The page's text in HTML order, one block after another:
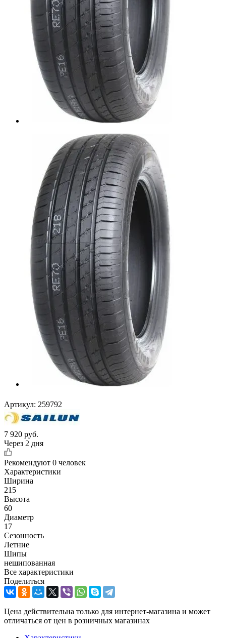
Артикул: 259792
7 920 руб.
Через 2 дня
Рекомендуют 0 человек
Характеристики
Ширина
215
Высота
60
Диаметр
17
Сезонность
Летние
Шипы
нешипованная
Все характеристики
Поделиться
Цена действительна только для интернет-магазина и может
отличаться от цен в розничных магазинах